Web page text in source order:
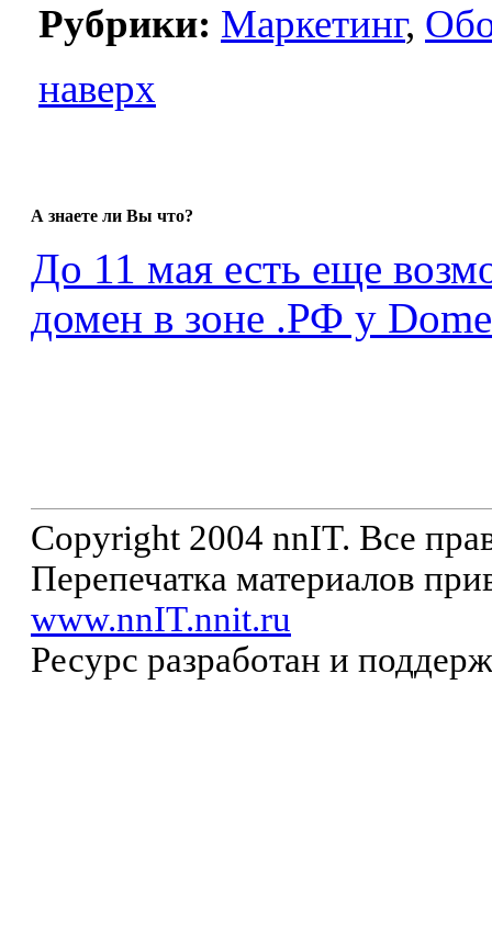
Рубрики: Маркетинг,
наверх
А знаете ли Вы что?
До 11 мая есть еще
домен в зоне .РФ у
Copyright 2004 nnIT. Все
Перепечатка материалов
www.nnIT.nnit.ru
Ресурс разработан и